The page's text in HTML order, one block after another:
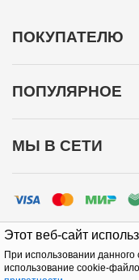
Этот веб-сайт
При использовании
использование cookie-
ПОКУПАТЕЛЮ
ПОПУЛЯРНОЕ
МЫ В СЕТИ